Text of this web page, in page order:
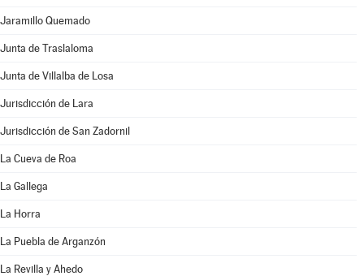
Jaramillo Quemado
Junta de Traslaloma
Junta de Villalba de Losa
Jurisdicción de Lara
Jurisdicción de San Zadornil
La Cueva de Roa
La Gallega
La Horra
La Puebla de Arganzón
La Revilla y Ahedo